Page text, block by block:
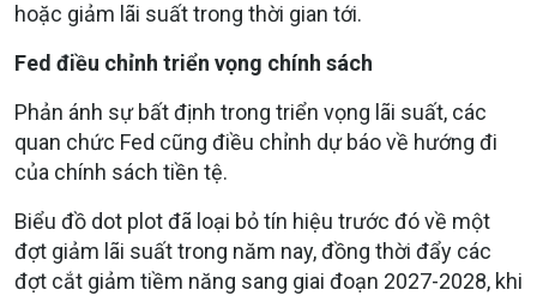
hoặc giảm lãi suất trong thời gian tới.
Fed điều chỉnh triển vọng chính sách
Phản ánh sự bất định trong triển vọng lãi suất, các
quan chức Fed cũng điều chỉnh dự báo về hướng đi
của chính sách tiền tệ.
Biểu đồ dot plot đã loại bỏ tín hiệu trước đó về một
đợt giảm lãi suất trong năm nay, đồng thời đẩy các
đợt cắt giảm tiềm năng sang giai đoạn 2027-2028, khi